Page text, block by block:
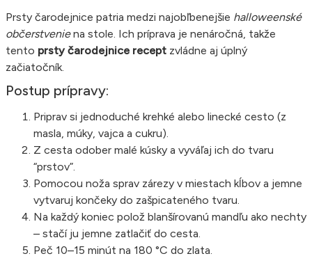
Prsty čarodejnice patria medzi najobľbenejšie halloweenské
občerstveniena stole. Ich príprava je nenáročná, takže
tento prsty čarodejnice recept zvládne aj úplný
začiatočník.
Postup prípravy:
Priprav si jednoduché krehké alebo linecké cesto (z
masla, múky, vajca a cukru).
Z cesta odober malé kúsky a vyváľaj ich do tvaru
“prstov”.
Pomocou noža sprav zárezy v miestach kĺbov a jemne
vytvaruj končeky do zašpicateného tvaru.
Na každý koniec polož blanšírovanú mandľu ako nechty
– stačí ju jemne zatlačiť do cesta.
Peč 10–15 minút na 180 °C do zlata.